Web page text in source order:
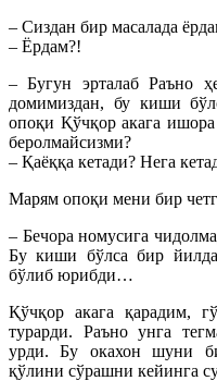
– Сиздан бир масалада
– Ёрдам?!
– Бугун эрталаб Раъно
домимиздан, бу киши
опоқи Қўчқор акага
беролмайсизми?
– Қаёққа кетади? Нега
Марям опоқи мени бир
– Бечора номусига
Бу киши бўлса бир
бўлиб юрибди…
Қўчқор акага қарадим,
турарди. Раъно унга
урди. Бу окахон шуни
қўлини сўрашни кейинга